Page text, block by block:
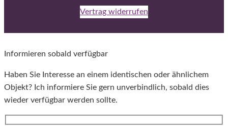
Vertrag widerrufen
Informieren sobald verfügbar
Haben Sie Interesse an einem identischen oder ähnlichem
Objekt? Ich informiere Sie gern unverbindlich, sobald dies
wieder verfügbar werden sollte.